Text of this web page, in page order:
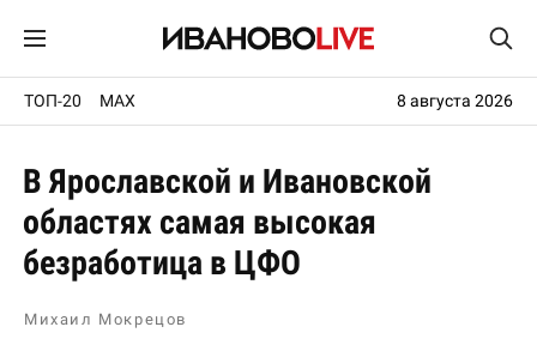
ТОП-20 MAX 8 августа 2026
В Ярославской и Ивановской
областях самая высокая
безработица в ЦФО
Михаил Мокрецов